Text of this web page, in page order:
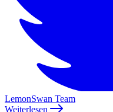
LemonSwan Team
Weiterlesen